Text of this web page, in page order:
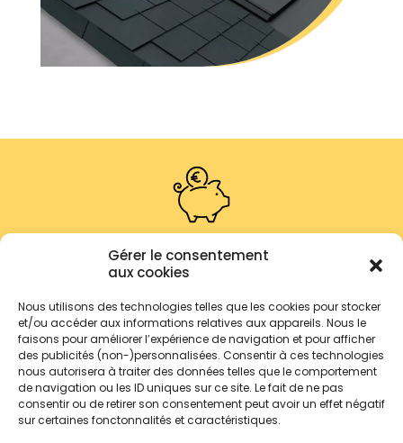
Gérer le consentement
aux cookies
Nous utilisons des technologies telles que les cookies pour stocker
et/ou accéder aux informations relatives aux appareils. Nous le
faisons pour améliorer l’expérience de navigation et pour afficher
des publicités (non-)personnalisées. Consentir à ces technologies
nous autorisera à traiter des données telles que le comportement
de navigation ou les ID uniques sur ce site. Le fait de ne pas
consentir ou de retirer son consentement peut avoir un effet négatif
sur certaines fonctonnalités et caractéristiques.
aides disponibles
énergies solaires
1. MaPrimeRénov’ :Cette aide financière de
l’État vise à soutenir les travaux de
rénovation énergétique, y compris